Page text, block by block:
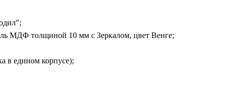
МДФ толщиной 10 мм с Зеркалом, цвет Венге;
в едином корпусе);